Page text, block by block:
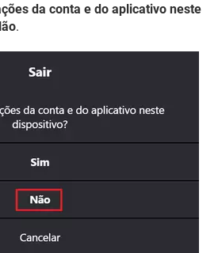
da conta e do aplicativo neste
.